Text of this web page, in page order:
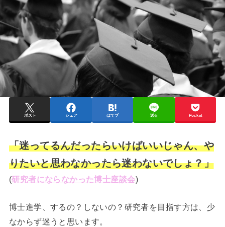
ポスト シェア はてブ 送る Pocket
「迷ってるんだったらいけばいいじゃん、や
りたいと思わなかったら迷わないでしょ？」
(研究者にならなかった博士座談会)
博士進学、するの？しないの？研究者を目指す方は、少
なからず迷うと思います。